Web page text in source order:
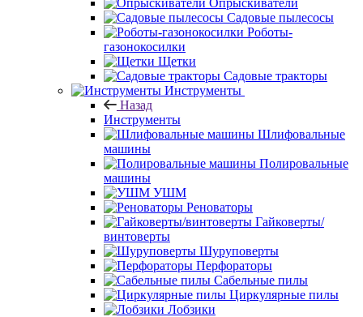
Опрыскиватели
Садовые пылесосы
Роботы-
газонокосилки
Щетки
Садовые тракторы
Инструменты
Назад
Инструменты
Шлифовальные
машины
Полировальные
машины
УШМ
Реноваторы
Гайковерты/
винтоверты
Шуруповерты
Перфораторы
Сабельные пилы
Циркулярные пилы
Лобзики